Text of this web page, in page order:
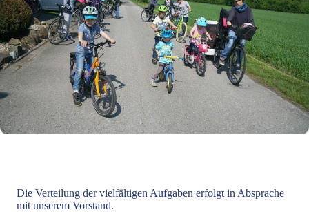
Die Verteilung der vielfältigen Aufgaben erfolgt in Absprache
mit unserem Vorstand.